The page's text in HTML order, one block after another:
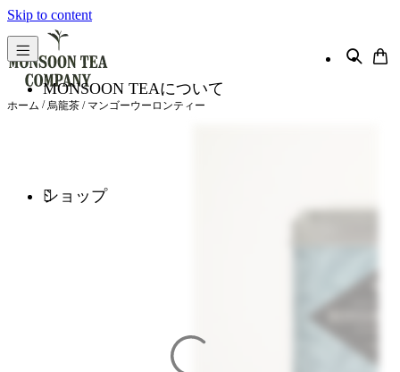
Skip to content
MONSOON TEAについて
ショップ
ホーム /烏龍茶 / マンゴーウーロンティー